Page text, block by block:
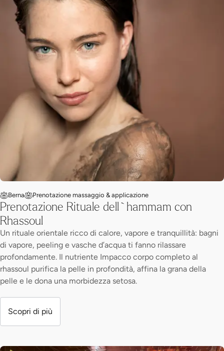
Berna Prenotazione massaggio & applicazione
Prenotazione Rituale dell`hammam con
Rhassoul
Un rituale orientale ricco di calore, vapore e tranquillità: bagni
di vapore, peeling e vasche d’acqua ti fanno rilassare
profondamente. Il nutriente Impacco corpo completo al
rhassoul purifica la pelle in profondità, affina la grana della
pelle e le dona una morbidezza setosa.
Scopri di più